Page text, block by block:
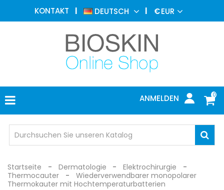
KONTAKT DEUTSCH €EUR
0
ANMELDEN
ÄSTHETISCHE
MEDIZIN
DERMATOLOGIE
PHOTOTHERAPIE
MEDIZINISCH
INDIVIDUEL
SCHUTZ
Startseite Dermatologie
Elektrochirurgie
Thermocauter
Wiederverwendbarer monopolarer
Thermokauter mit Hochtemperaturbatterien